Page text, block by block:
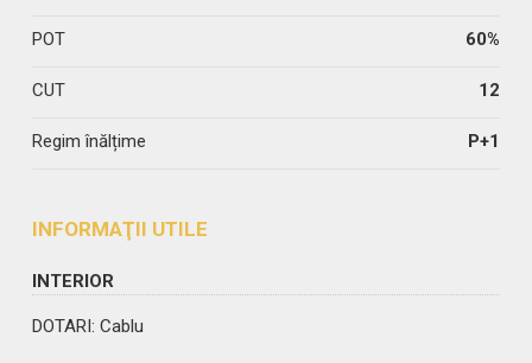
POT 60%
CUT 12
Regim înălțime P+1
INFORMAŢII UTILE
INTERIOR
DOTARI: Cablu